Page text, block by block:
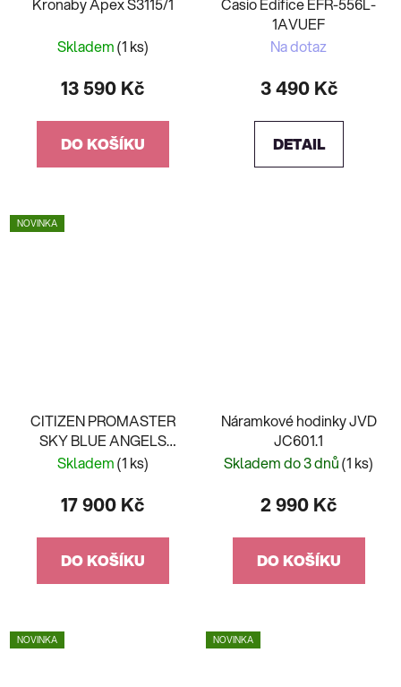
Skladem(1 ks)
13 590 Kč
DO KOŠÍKU
1AVUEF
Na dotaz
3 490 Kč
DETAIL
NOVINKA
CITIZEN PROMASTER
SKY BLUE ANGELS
JY8078-52L
Skladem(1 ks)
17 900 Kč
DO KOŠÍKU
Náramkové hodinky JVD
JC601.1
Skladem do 3 dnů(1 ks)
2 990 Kč
DO KOŠÍKU
NOVINKA NOVINKA